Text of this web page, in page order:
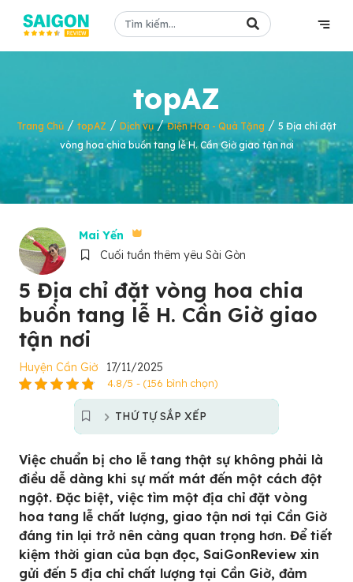
topAZ
Trang Chủ / topAZ / Dịch vụ/Điện Hoa - Quà Tặng / 5 Địa chỉ đặt
vòng hoa chia buồn tang lễ H. Cần Giờ giao tận nơi
Mai Yến
Cuối tuần thêm yêu Sài Gòn
5 Địa chỉ đặt vòng hoa chia
buồn tang lễ H. Cần Giờ giao
tận nơi
Huyện Cần Giờ 17/11/2025
4.8/5 - (156 bình chọn)
THỨ TỰ SẮP XẾP
Việc chuẩn bị cho lễ tang thật sự không phải là
điều dễ dàng khi sự mất mát đến một cách đột
ngột. Đặc biệt, việc tìm một địa chỉ đặt vòng
hoa tang lễ chất lượng, giao tận nơi tại Cần Giờ
đáng tin lại trở nên càng quan trọng hơn. Để tiết
kiệm thời gian của bạn đọc, SaiGonReview xin
gửi đến 5 địa chỉ chất lượng tại Cần Giờ, đảm